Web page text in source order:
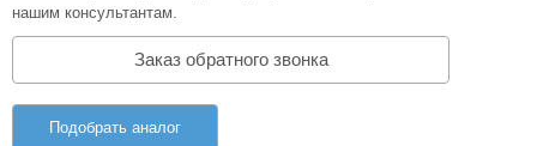
нашим консультантам.
Заказ обратного звонка
Подобрать аналог